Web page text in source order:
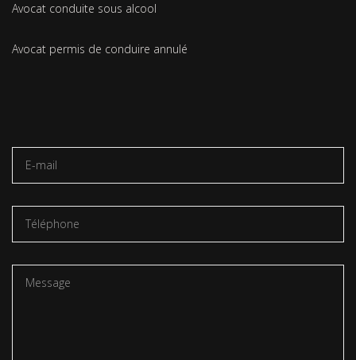
Avocat conduite sous alcool
Avocat permis de conduire annulé